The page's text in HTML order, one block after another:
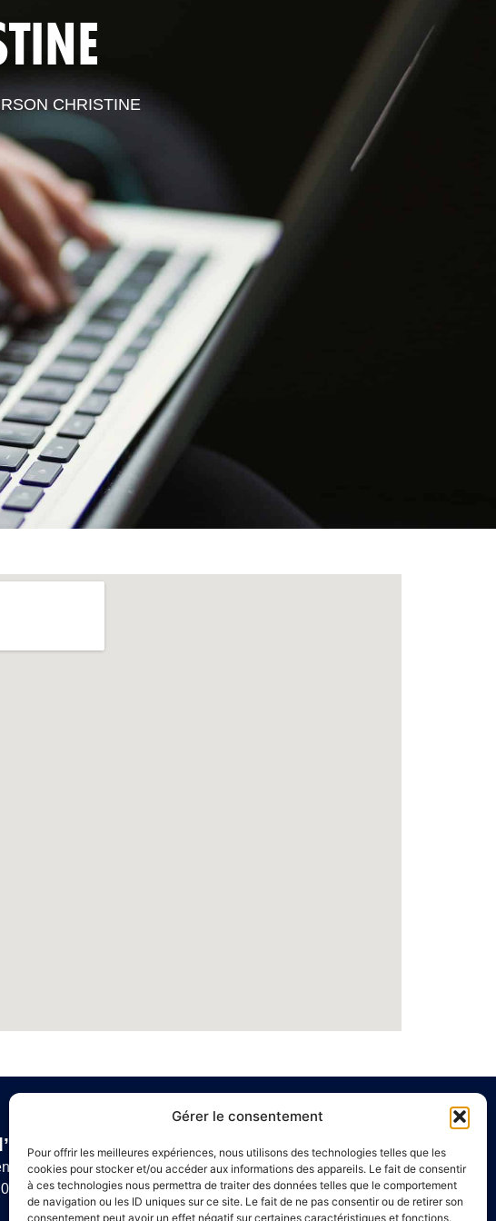
Gérer le consentement
Pour offrir les meilleures expériences, nous utilisons des technologies telles que les
cookies pour stocker et/ou accéder aux informations des appareils. Le fait de consentir
à ces technologies nous permettra de traiter des données telles que le comportement
de navigation ou les ID uniques sur ce site. Le fait de ne pas consentir ou de retirer son
consentement peut avoir un effet négatif sur certaines caractéristiques et fonctions.
LES PROFESSIONNELS
CHRISTINE
:
et de 14h00 à 16h00
Liens utiles
Annuaire de santé
Mentions légales
Politique de confidentialité